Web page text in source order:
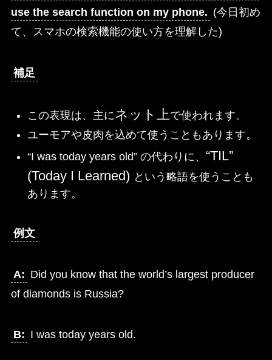
use the search function on my phone. (今日初め
て、スマホの検索機能の使い方を理解した)
補足
この表現は、主にネット上で使われます。
ユーモアや皮肉を込めて使うこともあります。
“I was today years old” の代わりに、 “TIL”
(Today I Learned) という略語を使うことも
あります。
例文
A: Did you know that the world’s largest producer
of diamonds is Russia?
B: I was today years old.